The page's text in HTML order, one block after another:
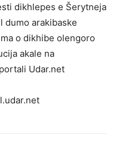
dikhlepes e Šerytneja
dumo arakibaske
o dikhibe olengoro
akale na
Udar.net